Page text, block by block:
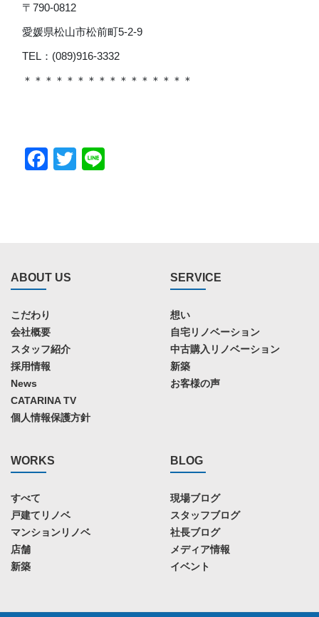
〒790-0812
愛媛県松山市松前町5-2-9
TEL：(089)916-3332
＊＊＊＊＊＊＊＊＊＊＊＊＊＊＊＊
Facebook
Twitter
ABOUT US
こだわり
会社概要
スタッフ紹介
採用情報
News
CATARINA TV
個人情報保護方針
SERVICE
想い
自宅リノベーション
中古購入リノベーション
新築
お客様の声
WORKS
すべて
戸建てリノベ
マンションリノベ
店舗
新築
BLOG
現場ブログ
スタッフブログ
社長ブログ
メディア情報
イベント